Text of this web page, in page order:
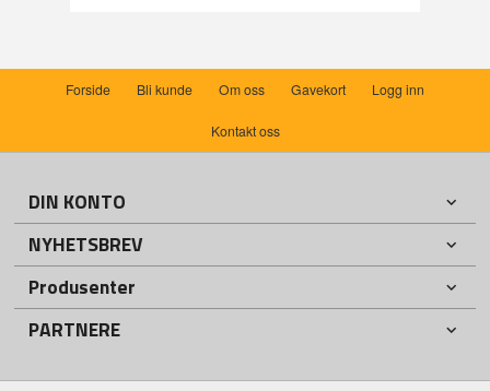
Forside Bli kunde Om oss Gavekort Logg inn
Kontakt oss
DIN KONTO
NYHETSBREV
Produsenter
PARTNERE